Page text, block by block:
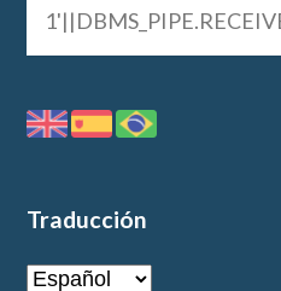
Traducción